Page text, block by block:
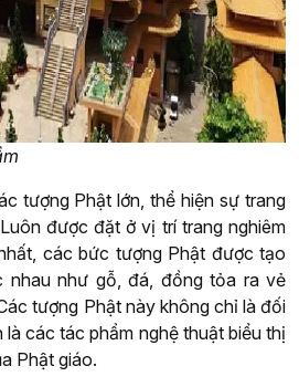
tượng Phật lớn, thể hiện sự trang
được đặt ở vị trí trang nghiêm
các bức tượng Phật được tạo
nhau như gỗ, đá, đồng tỏa ra vẻ
tượng Phật này không chỉ là đối
các tác phẩm nghệ thuật biểu thị
Phật giáo.